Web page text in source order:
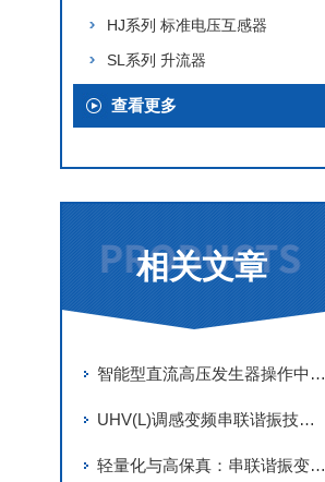
HJ系列 标准电压互感器
SL系列 升流器
查看更多
相关文章
智能型直流高压发生器操作中的安全距离与接地要求
UHV(L)调感变频串联谐振技术解析
轻量化与高保真：串联谐振变频电源在高压电缆耐压试验中的优势与规范